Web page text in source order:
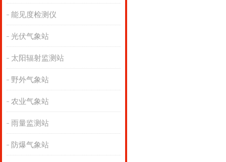
能见度检测仪
光伏气象站
太阳辐射监测站
野外气象站
农业气象站
雨量监测站
防爆气象站